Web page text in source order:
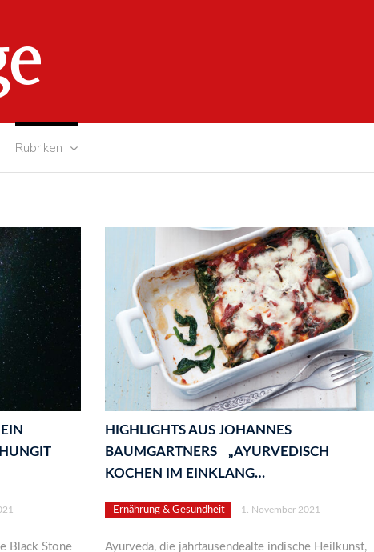
Rubriken
Black Stone
HIGHLIGHTS AUS JOHANNES
BAUMGARTNERS „AYURVEDISCH
KOCHEN IM EINKLANG…
Ernährung & Gesundheit 1. November 2021
Ayurveda, die jahrtausendealte indische Heilkunst,